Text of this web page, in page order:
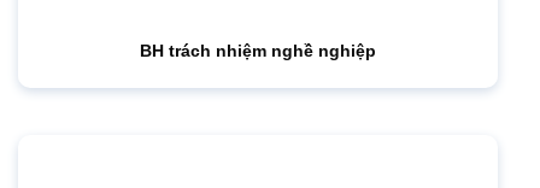
BH trách nhiệm nghề nghiệp